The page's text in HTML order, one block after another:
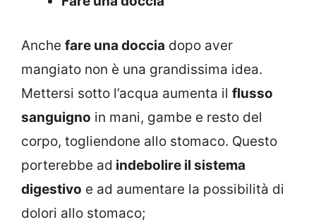
Anche fare una doccia dopo aver
mangiato non è una grandissima idea.
Mettersi sotto l’acqua aumenta il flusso
sanguigno in mani, gambe e resto del
corpo, togliendone allo stomaco. Questo
porterebbe ad indebolire il sistema
digestivo e ad aumentare la possibilità di
dolori allo stomaco;